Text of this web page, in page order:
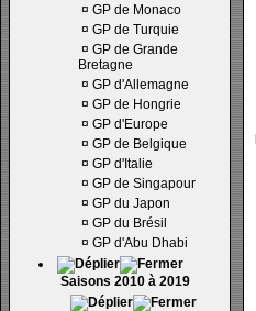
¤ GP de Monaco
¤ GP de Turquie
¤ GP de Grande
Bretagne
¤ GP d'Allemagne
¤ GP de Hongrie
¤ GP d'Europe
¤ GP de Belgique
¤ GP d'Italie
¤ GP de Singapour
¤ GP du Japon
¤ GP du Brésil
¤ GP d'Abu Dhabi
Saisons 2010 à 2019